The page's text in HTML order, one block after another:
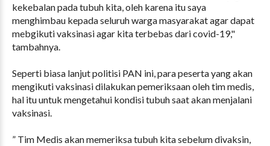
kekebalan pada tubuh kita, oleh karena itu saya
menghimbau kepada seluruh warga masyarakat agar dapat
mebgikuti vaksinasi agar kita terbebas dari covid-19,"
tambahnya.
Seperti biasa lanjut politisi PAN ini, para peserta yang akan
mengikuti vaksinasi dilakukan pemeriksaan oleh tim medis,
hal itu untuk mengetahui kondisi tubuh saat akan menjalani
vaksinasi.
” Tim Medis akan memeriksa tubuh kita sebelum divaksin,